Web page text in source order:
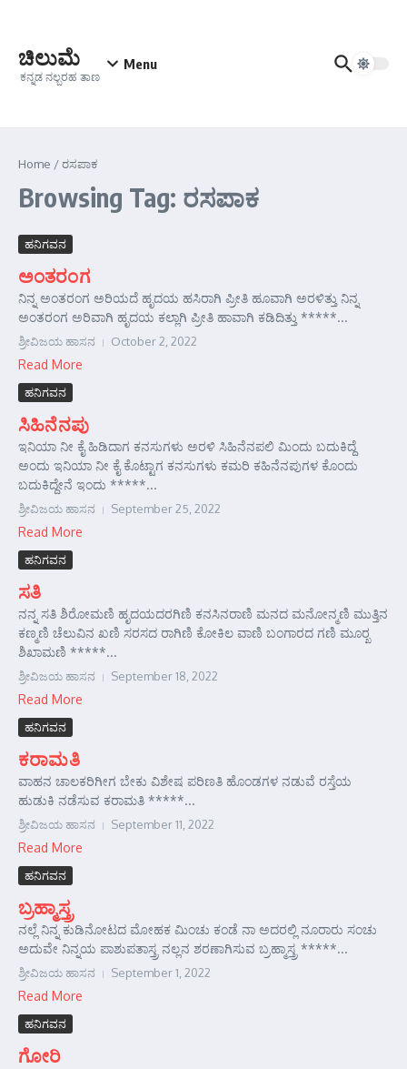
ಚಿಲುಮೆ
ಕನ್ನಡ ನಲ್ಬರಹ ತಾಣ
Menu
Home /ರಸಪಾಕ
Browsing Tag: ರಸಪಾಕ
ಹನಿಗವನ
ಅಂತರಂಗ
ನಿನ್ನ ಅಂತರಂಗ ಅರಿಯದೆ ಹೃದಯ ಹಸಿರಾಗಿ ಪ್ರೀತಿ ಹೂವಾಗಿ ಅರಳಿತ್ತು ನಿನ್ನ
ಅಂತರಂಗ ಅರಿವಾಗಿ ಹೃದಯ ಕಲ್ಲಾಗಿ ಪ್ರೀತಿ ಹಾವಾಗಿ ಕಡಿದಿತ್ತು *****...
ಶ್ರೀವಿಜಯ ಹಾಸನ October 2, 2022
Read More
ಹನಿಗವನ
ಸಿಹಿನೆನಪು
ಇನಿಯಾ ನೀ ಕೈ ಹಿಡಿದಾಗ ಕನಸುಗಳು ಅರಳಿ ಸಿಹಿನೆನಪಲಿ ಮಿಂದು ಬದುಕಿದ್ದೆ
ಅಂದು ಇನಿಯಾ ನೀ ಕೈ ಕೊಟ್ಟಾಗ ಕನಸುಗಳು ಕಮರಿ ಕಹಿನೆನಪುಗಳ ಕೊಂದು
ಬದುಕಿದ್ದೇನೆ ಇಂದು *****...
ಶ್ರೀವಿಜಯ ಹಾಸನ September 25, 2022
Read More
ಹನಿಗವನ
ಸತಿ
ನನ್ನ ಸತಿ ಶಿರೋಮಣಿ ಹೃದಯದರಗಿಣಿ ಕನಸಿನರಾಣಿ ಮನದ ಮನೋನ್ಮಣಿ ಮುತ್ತಿನ
ಕಣ್ಮಣಿ ಚೆಲುವಿನ ಖಣಿ ಸರಸದ ರಾಗಿಣಿ ಕೋಕಿಲ ವಾಣಿ ಬಂಗಾರದ ಗಣಿ ಮೂರ್‍ಖ
ಶಿಖಾಮಣಿ *****...
ಶ್ರೀವಿಜಯ ಹಾಸನ September 18, 2022
Read More
ಹನಿಗವನ
ಕರಾಮತಿ
ವಾಹನ ಚಾಲಕರಿಗೀಗ ಬೇಕು ವಿಶೇಷ ಪರಿಣತಿ ಹೊಂಡಗಳ ನಡುವೆ ರಸ್ತೆಯ
ಹುಡುಕಿ ನಡೆಸುವ ಕರಾಮತಿ *****...
ಶ್ರೀವಿಜಯ ಹಾಸನ September 11, 2022
Read More
ಹನಿಗವನ
ಬ್ರಹ್ಮಾಸ್ತ್ರ
ನಲ್ಲೆ ನಿನ್ನ ಕುಡಿನೋಟದ ಮೋಹಕ ಮಿಂಚು ಕಂಡೆ ನಾ ಅದರಲ್ಲಿ ನೂರಾರು ಸಂಚು
ಅದುವೇ ನಿನ್ನಯ ಪಾಶುಪತಾಸ್ತ್ರ ನಲ್ಲನ ಶರಣಾಗಿಸುವ ಬ್ರಹ್ಮಾಸ್ತ್ರ *****...
ಶ್ರೀವಿಜಯ ಹಾಸನ September 1, 2022
Read More
ಹನಿಗವನ
ಗೋರಿ